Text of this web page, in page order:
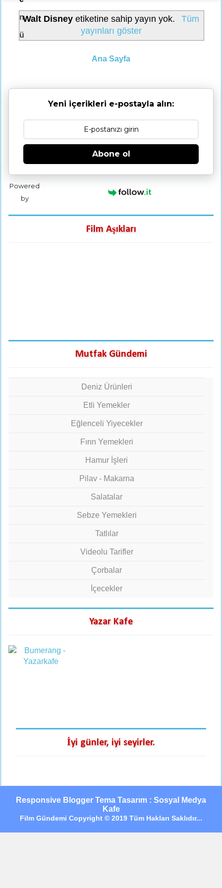
n
ü
Walt Disney etiketine sahip yayın yok.
Tüm
yayınları göster
Ana Sayfa
Yeni içerikleri e-postayla alın:
Abone ol
Powered
by
Film Aşıkları
Mutfak Gündemi
Deniz Ürünleri
Etli Yemekler
Eğlenceli Yiyecekler
Fırın Yemekleri
Hamur İşleri
Pilav - Makarna
Salatalar
Sebze Yemekleri
Tatlılar
Videolu Tarifler
Çorbalar
İçecekler
Yazar Kafe
İyi günler, iyi seyirler.
Responsive Blogger Tema Tasarım : Sosyal Medya
Kafe
Film Gündemi Copyright © 2019 Tüm Hakları Saklıdır...